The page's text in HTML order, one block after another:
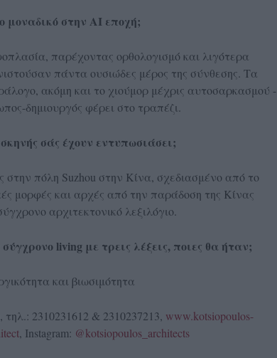
μοναδικό στην ΑΙ εποχή;
παρέχοντας ορθολογισμό και λιγότερα
πάντα ουσιώδες μέρος της σύνθεσης. Τα
ακόμη και το χιούμορ μέχρις αυτοσαρκασμού -
δημιουργός φέρει στο τραπέζι.
σάς έχουν εντυπωσιάσει;
πόλη Suzhou στην Κίνα, σχεδιασμένο από το
μορφές και αρχές από την παράδοση της Κίνας
αρχιτεκτονικό λεξιλόγιο.
living με τρεις λέξεις, ποιες θα ήταν;
και βιωσιμότητα
2310231612 & 2310237213, www.kotsiopoulos-
, Instagram: @kotsiopoulos_architects